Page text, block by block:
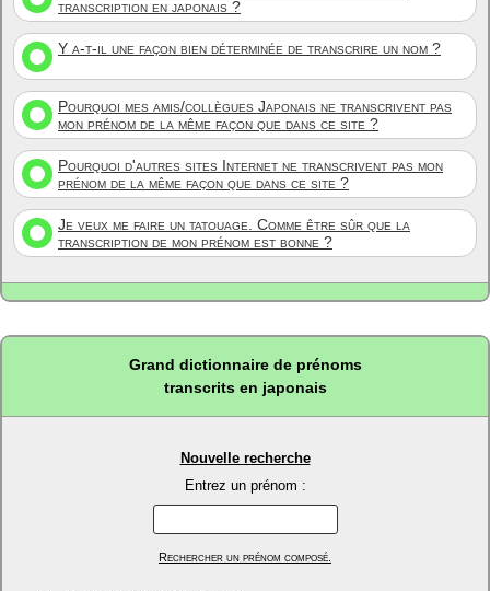
transcription en japonais ?
Y a-t-il une façon bien déterminée de transcrire un nom ?
Pourquoi mes amis/collègues Japonais ne transcrivent pas
mon prénom de la même façon que dans ce site ?
Pourquoi d'autres sites Internet ne transcrivent pas mon
prénom de la même façon que dans ce site ?
Je veux me faire un tatouage. Comme être sûr que la
transcription de mon prénom est bonne ?
Grand dictionnaire de prénoms
transcrits en japonais
Nouvelle recherche
Entrez un prénom :
Rechercher un prénom composé.